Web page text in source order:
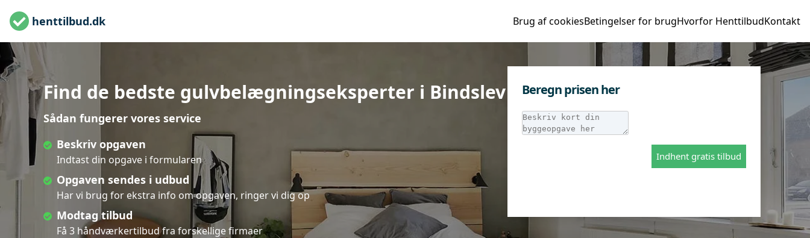
henttilbud.dk Brug af cookiesBetingelser for brugHvorfor HenttilbudKontakt
Find de bedste gulvbelægningseksperter i Bindslev
Sådan fungerer vores service
Beskriv opgaven
Indtast din opgave i formularen
Opgaven sendes i udbud
Har vi brug for ekstra info om opgaven, ringer vi dig op
Modtag tilbud
Få 3 håndværkertilbud fra forskellige firmaer
Beregn prisen her
Indhent gratis tilbud